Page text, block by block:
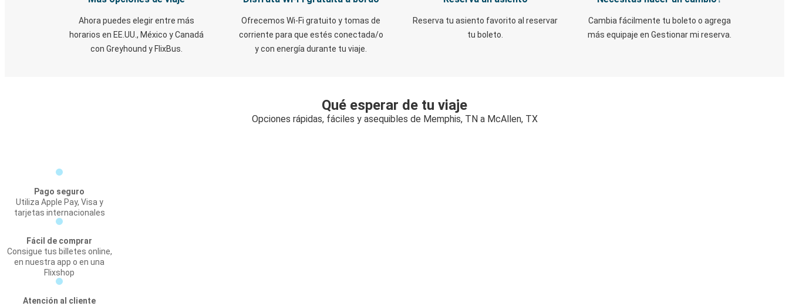
Ahora puedes elegir entre más
horarios en EE.UU., México y Canadá
con Greyhound y FlixBus.
Ofrecemos Wi-Fi gratuito y tomas de
corriente para que estés conectada/o
y con energía durante tu viaje.
Reserva tu asiento favorito al reservar
tu boleto.
Cambia fácilmente tu boleto o agrega
más equipaje en Gestionar mi reserva.
Qué esperar de tu viaje
Opciones rápidas, fáciles y asequibles de Memphis, TN a McAllen, TX
Pago seguro
Utiliza Apple Pay, Visa y
tarjetas internacionales
Fácil de comprar
Consigue tus billetes online,
en nuestra app o en una
Flixshop
Atención al cliente